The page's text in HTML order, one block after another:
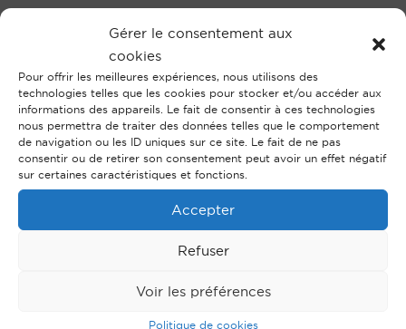
Gérer le consentement aux
cookies
Pour offrir les meilleures expériences, nous utilisons des
technologies telles que les cookies pour stocker et/ou accéder aux
informations des appareils. Le fait de consentir à ces technologies
nous permettra de traiter des données telles que le comportement
de navigation ou les ID uniques sur ce site. Le fait de ne pas
consentir ou de retirer son consentement peut avoir un effet négatif
sur certaines caractéristiques et fonctions.
Accepter
Refuser
Voir les préférences
Politique de cookies
(Ecole de Formation du Barreau).
Après 7 années de collaboration au sein du
cabinet, Hortense de Saint Remy en est
devenue associée, en janvier 2000. Elle
intervient aujourd’hui principalement dans les
domaines du droit social, pour le compte de
grandes entreprises et de PME de tous
dans la gestion des problématiques liées aux
ressources humaines.